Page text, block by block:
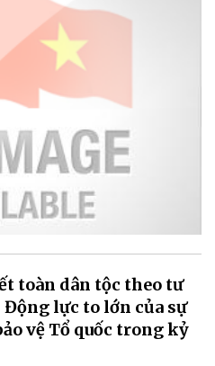
toàn dân tộc theo tư
lực to lớn của sự
vệ Tổ quốc trong kỷ